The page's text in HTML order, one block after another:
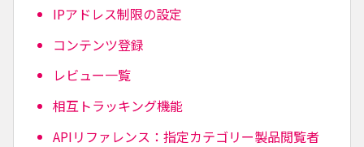
IPアドレス制限の設定
コンテンツ登録
レビュー一覧
相互トラッキング機能
APIリファレンス：指定カテゴリー製品閲覧者